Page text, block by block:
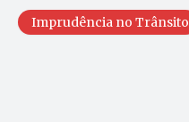
Imprudência no Trânsito